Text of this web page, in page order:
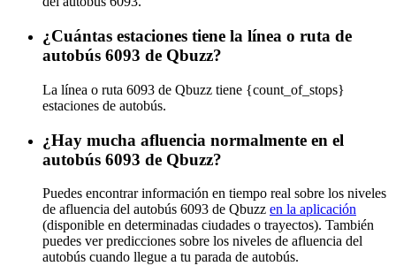
¿Cuántas estaciones tiene la línea o ruta de
autobús 6093 de Qbuzz?
La línea o ruta 6093 de Qbuzz tiene {count_of_stops}
estaciones de autobús.
¿Hay mucha afluencia normalmente en el
autobús 6093 de Qbuzz?
Puedes encontrar información en tiempo real sobre los niveles
de afluencia del autobús 6093 de Qbuzz en la aplicación
(disponible en determinadas ciudades o trayectos). También
puedes ver predicciones sobre los niveles de afluencia del
autobús cuando llegue a tu parada de autobús.